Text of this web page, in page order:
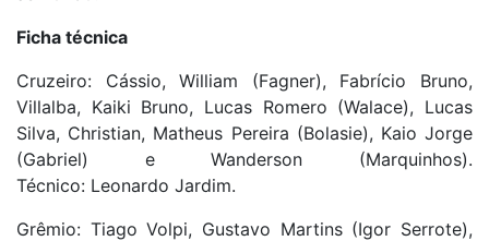
Ficha técnica
Cruzeiro: Cássio, William (Fagner), Fabrício Bruno,
Villalba, Kaiki Bruno, Lucas Romero (Walace), Lucas
Silva, Christian, Matheus Pereira (Bolasie), Kaio Jorge
(Gabriel) e Wanderson (Marquinhos).
Técnico: Leonardo Jardim.
Grêmio: Tiago Volpi, Gustavo Martins (Igor Serrote),